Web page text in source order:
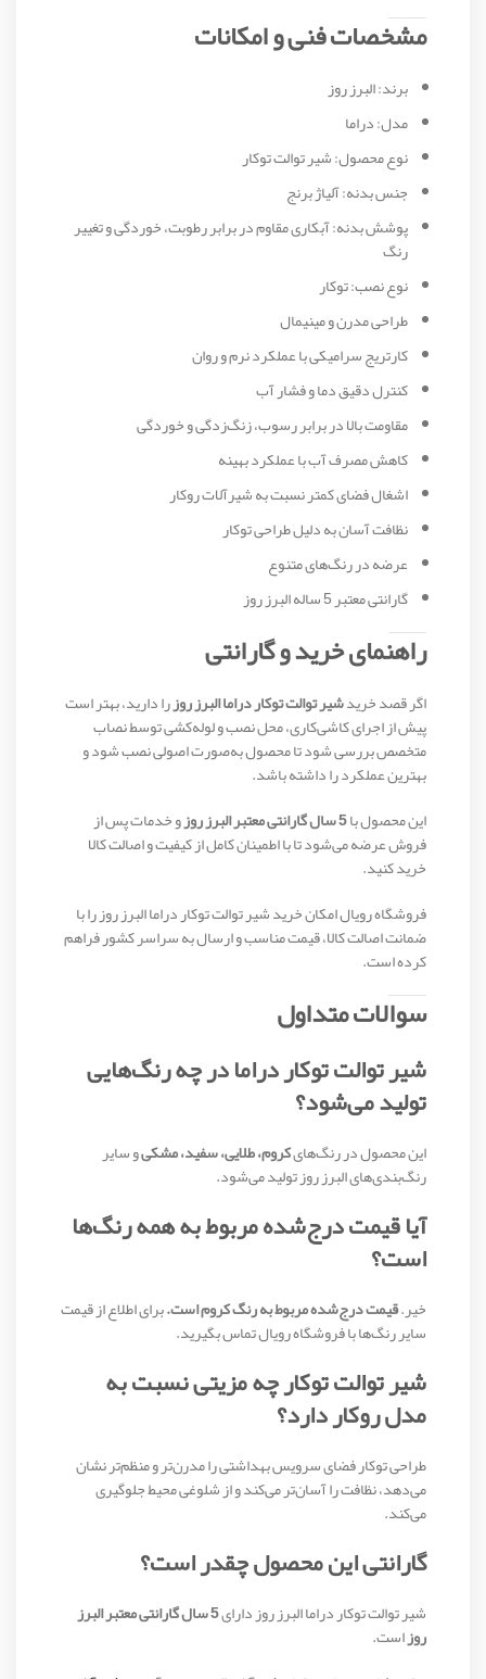
مشخصات فنی و امکانات
برند: البرز روز
مدل: دراما
نوع محصول: شیر توالت توکار
جنس بدنه: آلیاژ برنج
پوشش بدنه: آبکاری مقاوم در برابر رطوبت، خوردگی و تغییر
رنگ
نوع نصب: توکار
طراحی مدرن و مینیمال
کارتریج سرامیکی با عملکرد نرم و روان
کنترل دقیق دما و فشار آب
مقاومت بالا در برابر رسوب، زنگ‌زدگی و خوردگی
کاهش مصرف آب با عملکرد بهینه
اشغال فضای کمتر نسبت به شیرآلات روکار
نظافت آسان به دلیل طراحی توکار
عرضه در رنگ‌های متنوع
گارانتی معتبر 5 ساله البرز روز
راهنمای خرید و گارانتی
اگر قصد خریدشیر توالت توکار دراما البرز روزرا دارید، بهتر است
پیش از اجرای کاشی‌کاری، محل نصب و لوله‌کشی توسط نصاب
متخصص بررسی شود تا محصول به‌صورت اصولی نصب شود و
بهترین عملکرد را داشته باشد.
این محصول با5 سال گارانتی معتبر البرز روز و خدمات پس از
فروش عرضه می‌شود تا با اطمینان کامل از کیفیت و اصالت کالا
خرید کنید.
فروشگاه رویال امکان خرید شیر توالت توکار دراما البرز روز را با
ضمانت اصالت کالا، قیمت مناسب و ارسال به سراسر کشور فراهم
کرده است.
سوالات متداول
شیر توالت توکار دراما در چه رنگ‌هایی
تولید می‌شود؟
این محصول در رنگ‌هایکروم، طلایی، سفید، مشکیو سایر
رنگ‌بندی‌های البرز روز تولید می‌شود.
آیا قیمت درج‌شده مربوط به همه رنگ‌ها
است؟
خیر.قیمت درج‌شده مربوط به رنگ کروم است.برای اطلاع از قیمت
سایر رنگ‌ها با فروشگاه رویال تماس بگیرید.
شیر توالت توکار چه مزیتی نسبت به
مدل روکار دارد؟
طراحی توکار فضای سرویس بهداشتی را مدرن‌تر و منظم‌تر نشان
می‌دهد، نظافت را آسان‌تر می‌کند و از شلوغی محیط جلوگیری
می‌کند.
گارانتی این محصول چقدر است؟
شیر توالت توکار دراما البرز روز دارای 5 سال گارانتی معتبر البرز
روزاست.